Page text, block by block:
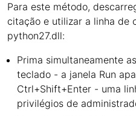
Para este método,
citação e utilizar a linha de
python27.dll:
Prima simultaneamente
teclado - a janela Run
Ctrl+Shift+Enter - uma
privilégios de